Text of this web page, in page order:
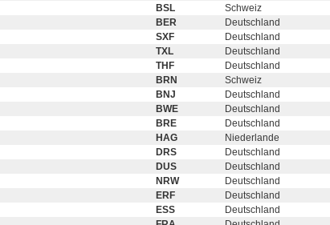
BSL
Schweiz
BER
Deutschland
SXF
Deutschland
TXL
Deutschland
THF
Deutschland
BRN
Schweiz
BNJ
Deutschland
BWE
Deutschland
BRE
Deutschland
HAG
Niederlande
DRS
Deutschland
DUS
Deutschland
NRW
Deutschland
ERF
Deutschland
ESS
Deutschland